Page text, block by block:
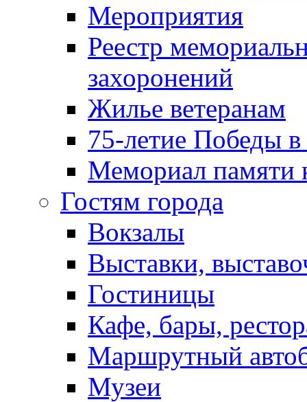
Мероприятия
Реестр
захоронений
Жилье ветеранам
75-летие Победы
Мемориал памяти
Гостям города
Вокзалы
Выставки,
Гостиницы
Кафе, бары,
Маршрутный
Музеи